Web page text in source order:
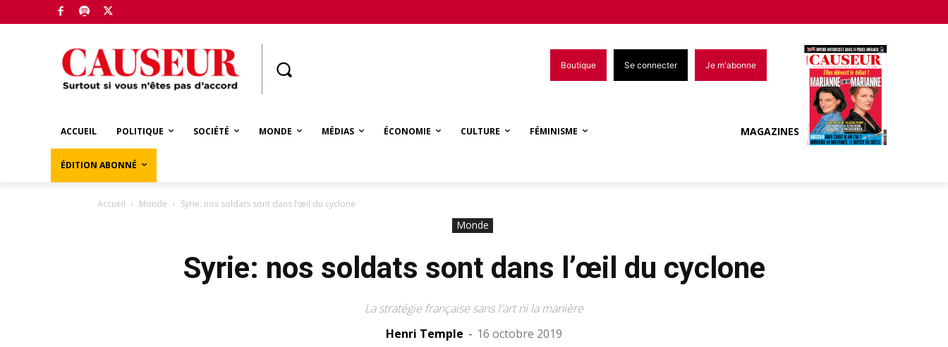
Boutique Se connecter Je m'abonne
ACCUEIL POLITIQUE SOCIÉTÉ MONDE MÉDIAS ÉCONOMIE CULTURE FÉMINISME
ÉDITION ABONNÉ
MAGAZINES
Accueil Monde Syrie: nos soldats sont dans l’œil du cyclone
Monde
Syrie: nos soldats sont dans l’œil du cyclone
La stratégie française sans l'art ni la manière
Henri Temple - 16 octobre 2019